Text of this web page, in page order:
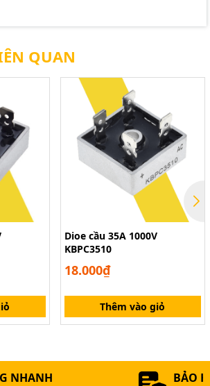
QUAN
Dioe cầu 35A 1000V
KBPC3510
18.000₫
Thêm vào giỏ
NHANH BẢO